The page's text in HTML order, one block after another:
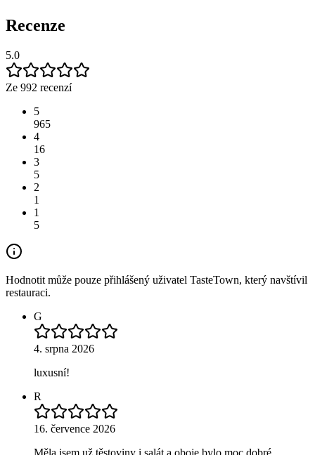
Recenze
5.0
Ze 992 recenzí
5
965
4
16
3
5
2
1
1
5
Hodnotit může pouze přihlášený uživatel TasteTown, který navštívil
restauraci.
G
4. srpna 2026
luxusní!
R
16. července 2026
Měla jsem už těstoviny i salát a oboje bylo moc dobré.